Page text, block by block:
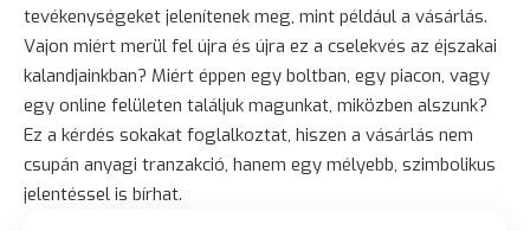
tevékenységeket jelenítenek meg, mint például a vásárlás.
Vajon miért merül fel újra és újra ez a cselekvés az éjszakai
kalandjainkban? Miért éppen egy boltban, egy piacon, vagy
egy online felületen találjuk magunkat, miközben alszunk?
Ez a kérdés sokakat foglalkoztat, hiszen a vásárlás nem
csupán anyagi tranzakció, hanem egy mélyebb, szimbolikus
jelentéssel is bírhat.